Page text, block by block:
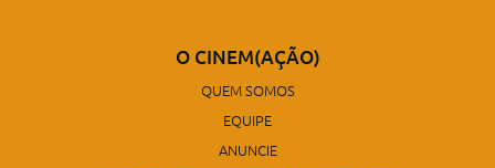
O CINEM(AÇÃO)
QUEM SOMOS
EQUIPE
ANUNCIE